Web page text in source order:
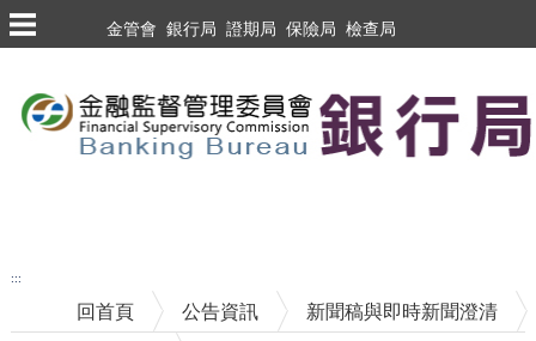
跳到主要內容區塊
金管會 銀行局 證期局 保險局 檢查局
:::
回首頁 公告資訊 新聞稿與即時新聞澄清